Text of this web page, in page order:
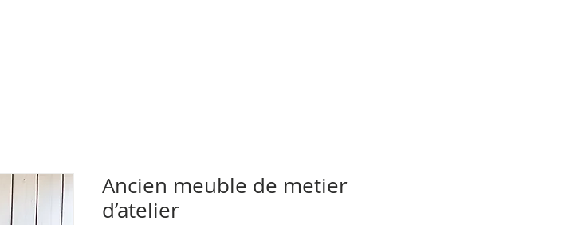
Ancien meuble de metier
d’atelier